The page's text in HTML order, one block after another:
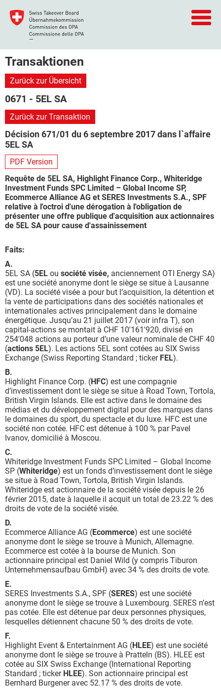
Transaktionen
Zurück zur Übersicht
0671 - 5EL SA
Zurück zur Transaktion
Décision 671/01 du 6 septembre 2017 dans l`affaire
5EL SA
PDF Version
Requête de 5EL SA, Highlight Finance Corp., Whiteridge
Investment Funds SPC Limited – Global Income SP,
Ecommerce Alliance AG et SERES Investments S.A., SPF
relative à l'octroi d'une dérogation à l'obligation de
présenter une offre publique d'acquisition aux actionnaires
de 5EL SA pour cause d'assainissement
Faits:
A.
5EL SA (5EL ou société visée, anciennement OTI Energy SA)
est une société anonyme dont le siège se situe à Lausanne
(VD). La société visée a pour but l’acquisition, la détention et
la vente de participations dans des sociétés nationales et
internationales actives principalement dans le domaine
énergétique. Jusqu’au 21 juillet 2017 (voir infra T), son
capital-actions se montait à CHF 10'161'920, divisé en
254'048 actions au porteur d’une valeur nominale de CHF 40
(actions 5EL). Les actions 5EL sont cotées au SIX Swiss
Exchange (Swiss Reporting Standard ; ticker FEL).
B.
Highlight Finance Corp. (HFC) est une compagnie
d’investissement dont le siège se situe à Road Town, Tortola,
British Virgin Islands. Elle est active dans le domaine des
médias et du développement digital pour des marques dans
le domaines du sport, du spectacle et du luxe. HFC est une
société non cotée. HFC est détenue à 100 % par Pavel
Ivanov, domicilié à Moscou.
C.
Whiteridge Investment Funds SPC Limited – Global Income
SP (Whiteridge) est un fonds d’investissement dont le siège
se situe à Road Town, Tortola, British Virgin Islands.
Whiteridge est actionnaire de la société visée depuis le 26
février 2015, date à laquelle il acquit un total de 23.22 % des
droits de vote de la société visée.
D.
Ecommerce Alliance AG (Ecommerce) est une société
anonyme dont le siège se trouve à Munich, Allemagne.
Ecommerce est cotée à la bourse de Munich. Son
actionnaire principal est Daniel Wild (y compris Tiburon
Unternehmensaufbau GmbH) avec 34 % des droits de vote.
E.
SERES Investments S.A., SPF (SERES) est une société
anonyme dont le siège se trouve à Luxembourg. SERES n’est
pas cotée. Elle est détenue par deux personnes physiques,
lesquelles détiennent chacune 50 % des droits de vote.
F.
Highlight Event & Entertainment AG (HLEE) est une société
anonyme dont le siège se trouve à Pratteln (BS). HLEE est
cotée au SIX Swiss Exchange (International Reporting
Standard ; ticker HLEE). Son actionnaire principal est
Bernhard Burgener avec 52.17 % des droits de vote.